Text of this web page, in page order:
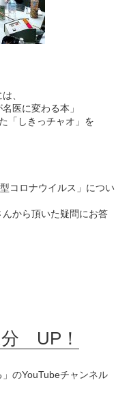
、
医に変わる本」
「しきっチャオ」を
コロナウイルス」につい
から頂いた疑問にお答
UP！
のYouTubeチャンネル